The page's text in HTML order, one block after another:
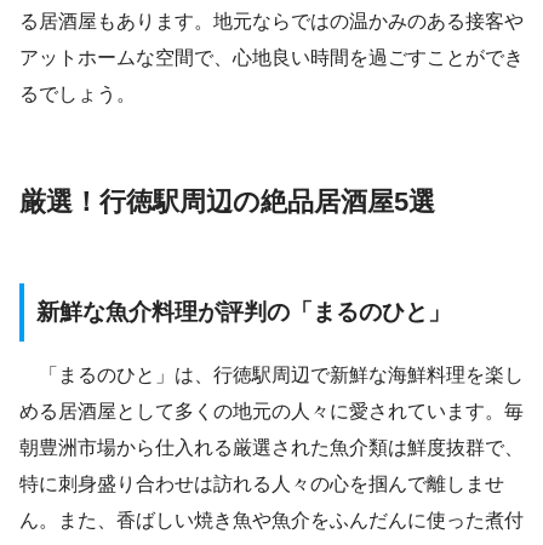
る居酒屋もあります。地元ならではの温かみのある接客や
アットホームな空間で、心地良い時間を過ごすことができ
るでしょう。
厳選！行徳駅周辺の絶品居酒屋5選
新鮮な魚介料理が評判の「まるのひと」
「まるのひと」は、行徳駅周辺で新鮮な海鮮料理を楽し
める居酒屋として多くの地元の人々に愛されています。毎
朝豊洲市場から仕入れる厳選された魚介類は鮮度抜群で、
特に刺身盛り合わせは訪れる人々の心を掴んで離しませ
ん。また、香ばしい焼き魚や魚介をふんだんに使った煮付